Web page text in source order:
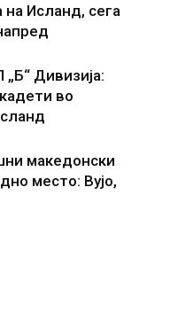
на Исланд, сега
Дивизија:
во
македонски
место: Вујо,